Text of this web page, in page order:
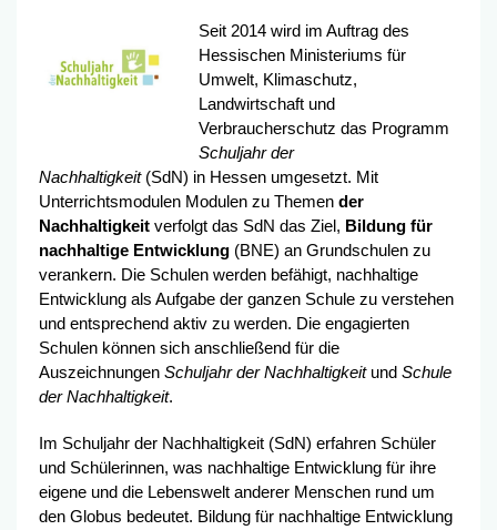
Seit 2014 wird im Auftrag des
Hessischen Ministeriums für
Umwelt, Klimaschutz,
Landwirtschaft und
Verbraucherschutz das Programm
Schuljahr der
Nachhaltigkeit(SdN) in Hessen umgesetzt. Mit
Unterrichtsmodulen Modulen zu Themender
Nachhaltigkeit verfolgt das SdN das Ziel, Bildung für
nachhaltige Entwicklung (BNE) an Grundschulen zu
verankern. Die Schulen werden befähigt, nachhaltige
Entwicklung als Aufgabe der ganzen Schule zu verstehen
und entsprechend aktiv zu werden. Die engagierten
Schulen können sich anschließend für die
AuszeichnungenSchuljahr der NachhaltigkeitundSchule
der Nachhaltigkeit.
Im Schuljahr der Nachhaltigkeit (SdN) erfahren Schüler
und Schülerinnen, was nachhaltige Entwicklung für ihre
eigene und die Lebenswelt anderer Menschen rund um
den Globus bedeutet. Bildung für nachhaltige Entwicklung